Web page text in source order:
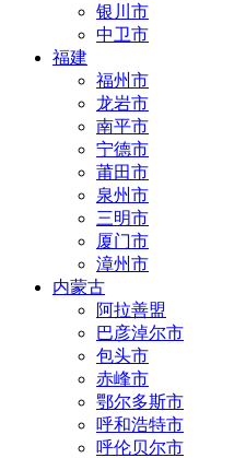
银川市
中卫市
福建
福州市
龙岩市
南平市
宁德市
莆田市
泉州市
三明市
厦门市
漳州市
内蒙古
阿拉善盟
巴彦淖尔市
包头市
赤峰市
鄂尔多斯市
呼和浩特市
呼伦贝尔市